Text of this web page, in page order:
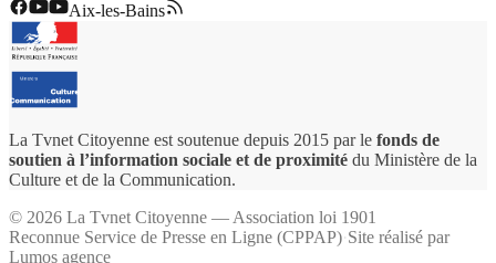
Aix-les-Bains
La Tvnet Citoyenne est soutenue depuis 2015 par le fonds de
soutien à l’information sociale et de proximité du Ministère de la
Culture et de la Communication.
© 2026 La Tvnet Citoyenne — Association loi 1901
Reconnue Service de Presse en Ligne (CPPAP)·Site réalisé par
Lumos agence